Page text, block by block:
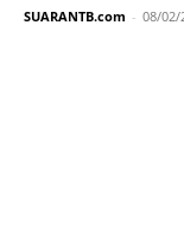
SUARANTB.com - 08/02/